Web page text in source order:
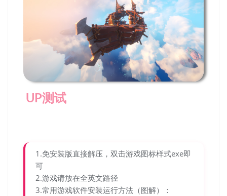
UP测试
1.免安装版直接解压，双击游戏图标样式exe即
可
2.游戏请放在全英文路径
3.常用游戏软件安装运行方法（图解）：